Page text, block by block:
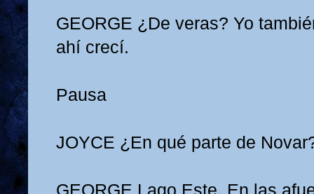
GEORGE ¿De veras? Yo
ahí crecí.
Pausa
JOYCE ¿En qué parte de
GEORGE Lago Este. En las